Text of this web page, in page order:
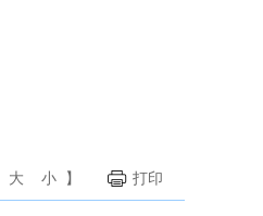
大 小 】 打印